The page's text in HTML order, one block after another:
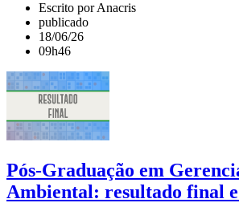
Escrito por Anacris
publicado
18/06/26
09h46
Pós-Graduação em
Ambiental: resultado final e